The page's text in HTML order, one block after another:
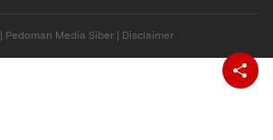
Pedoman Media Siber Disclaimer